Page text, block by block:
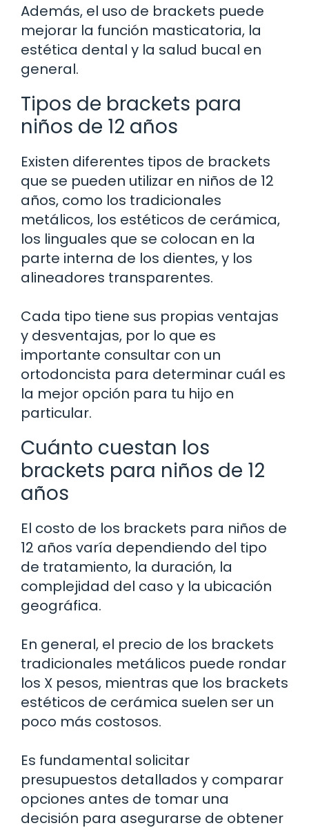
Además, el uso de brackets puede
mejorar la función masticatoria, la
estética dental y la salud bucal en
general.
Tipos de brackets para
niños de 12 años
Existen diferentes tipos de brackets
que se pueden utilizar en niños de 12
años, como los tradicionales
metálicos, los estéticos de cerámica,
los linguales que se colocan en la
parte interna de los dientes, y los
alineadores transparentes.
Cada tipo tiene sus propias ventajas
y desventajas, por lo que es
importante consultar con un
ortodoncista para determinar cuál es
la mejor opción para tu hijo en
particular.
Cuánto cuestan los
brackets para niños de 12
años
El costo de los brackets para niños de
12 años varía dependiendo del tipo
de tratamiento, la duración, la
complejidad del caso y la ubicación
geográfica.
En general, el precio de los brackets
tradicionales metálicos puede rondar
los X pesos, mientras que los brackets
estéticos de cerámica suelen ser un
poco más costosos.
Es fundamental solicitar
presupuestos detallados y comparar
opciones antes de tomar una
decisión para asegurarse de obtener